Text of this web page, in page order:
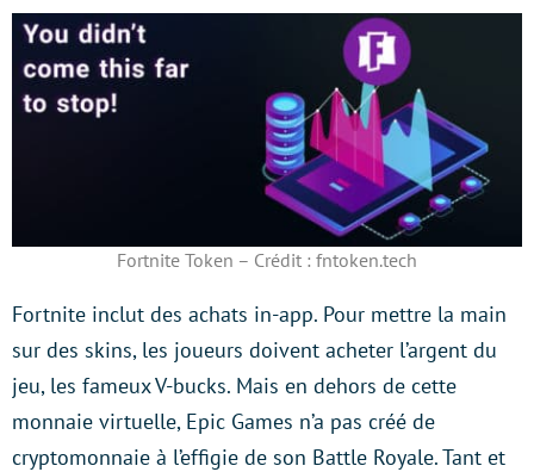
Fortnite Token – Crédit : fntoken.tech
Fortnite inclut des achats in-app. Pour mettre la main
sur des skins, les joueurs doivent acheter l’argent du
jeu, les fameux V-bucks. Mais en dehors de cette
monnaie virtuelle, Epic Games n’a pas créé de
cryptomonnaie à l’effigie de son Battle Royale. Tant et